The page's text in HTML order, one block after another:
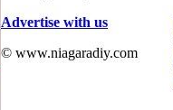
Advertise with us
© www.niagaradiy.com